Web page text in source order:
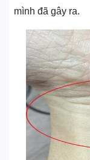
mình đã gây ra.